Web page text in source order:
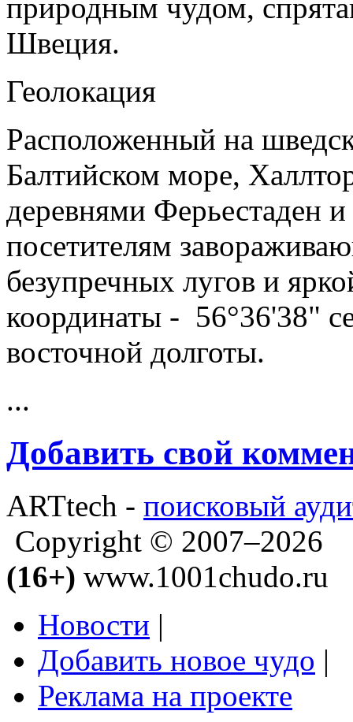
природным чудом,
Швеция.
Геолокация
Расположенный на
Балтийском море,
деревнями Ферьестаден
посетителям
безупречных лугов и
координаты - 56°36'38"
восточной долготы.
...
Добавить свой
ARTtech - поисковый
Copyright © 2007–2026
(16+) www.1001chudo.ru
Новости |
Добавить новое чудо |
Реклама на проекте